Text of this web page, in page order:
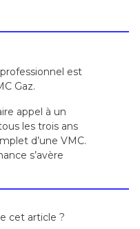
est
Gaz.
appel à un
les trois ans
d’une VMC.
s’avère
cet article ?